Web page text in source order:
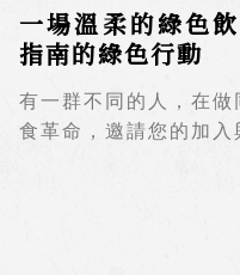
一套經營理念，不但
到同仁的生涯需求。 譬如說，在台中一家非常知名
的幼兒園，有六個分校
30年，教學績效備受
特性，他們教職員中有
都可以看到永續的蹤
慣，就可以讓永續概念
成呢？首場講座，邀
「台灣末日博士」之
生活的一天」分享如何
一場溫柔的綠色
指南的綠色行動
有一群不同的人，在
食革命，邀請您的加入與見證 從產地到